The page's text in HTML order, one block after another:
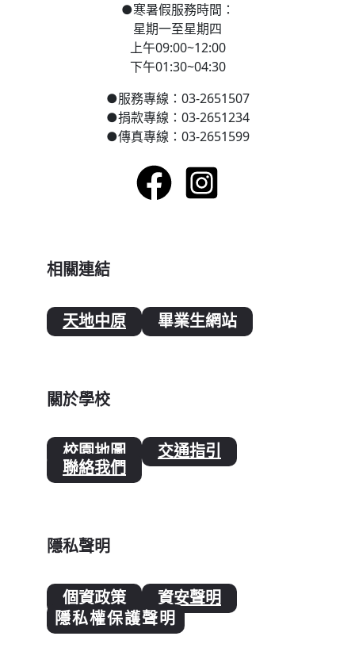
●寒暑假服務時間：
星期一至星期四
上午09:00~12:00
下午01:30~04:30
●服務專線：03-2651507
●捐款專線：03-2651234
●傳真專線：03-2651599
相關連結
天地中原 畢業生網站
關於學校
校園地圖 交通指引
聯絡我們
隱私聲明
個資政策
資安聲明
隱私權保護聲明